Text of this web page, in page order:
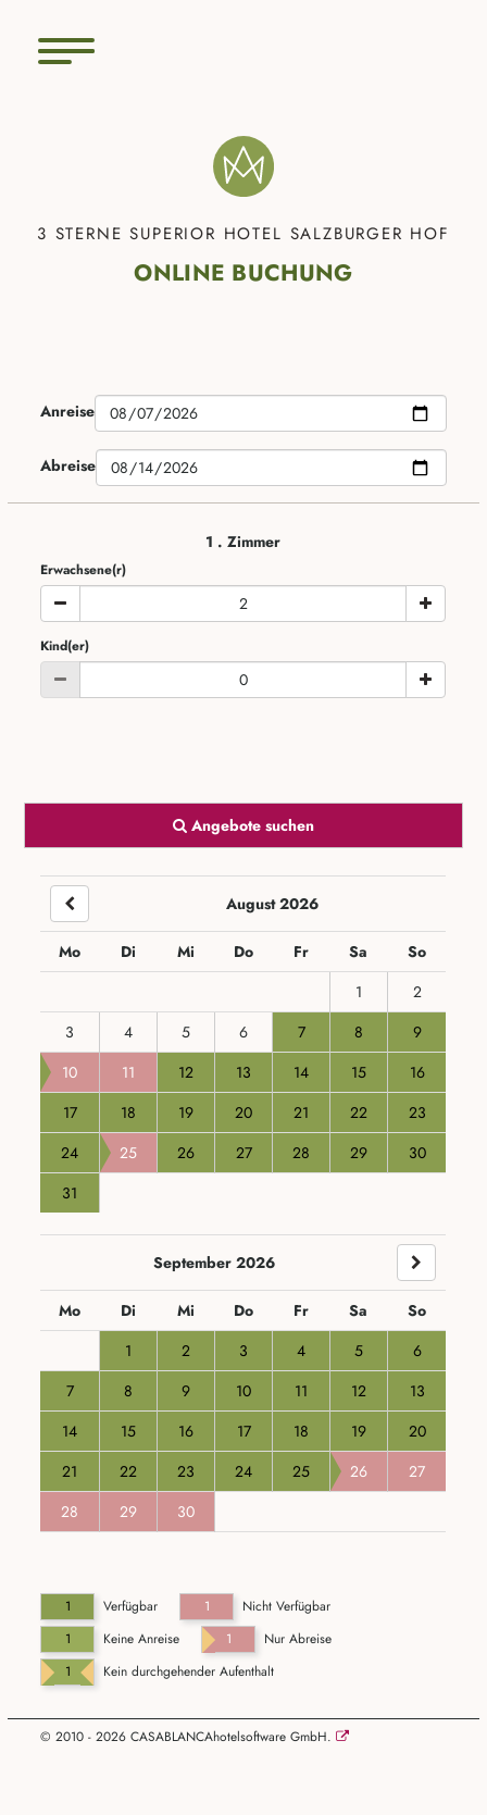
3 STERNE SUPERIOR HOTEL SALZBURGER HOF
ONLINE BUCHUNG
Anreise
Abreise
1 . Zimmer
Erwachsene(r)
Kind(er)
Angebote suchen
August 2026
Mo Di Mi Do Fr Sa
So
1
2
3
4 5 6 7 8
9
10
11 12 13 14 15
16
17
18 19 20 21 22
23
24
25 26 27 28 29
30
31
September 2026
Mo Di Mi Do Fr Sa
So
1
2 3 4 5
6
7
8 9 10 11 12
13
14
15 16 17 18 19
20
21
22 23 24 25 26
27
28
29 30
1 Verfügbar 1
Nicht Verfügbar
1
Keine Anreise 1
Nur Abreise
1
Kein durchgehender Aufenthalt
© 2010 - 2026 CASABLANCAhotelsoftware GmbH.